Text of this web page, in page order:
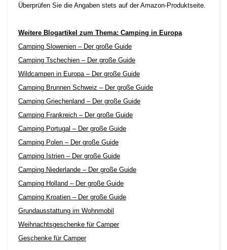
Überprüfen Sie die Angaben stets auf der Amazon-Produktseite.
Weitere Blogartikel zum Thema: Camping in Europa
Camping Slowenien – Der große Guide
Camping Tschechien – Der große Guide
Wildcampen in Europa – Der große Guide
Camping Brunnen Schweiz – Der große Guide
Camping Griechenland – Der große Guide
Camping Frankreich – Der große Guide
Camping Portugal – Der große Guide
Camping Polen – Der große Guide
Camping Istrien – Der große Guide
Camping Niederlande – Der große Guide
Camping Holland – Der große Guide
Camping Kroatien – Der große Guide
Grundausstattung im Wohnmobil
Weihnachtsgeschenke für Camper
Geschenke für Camper